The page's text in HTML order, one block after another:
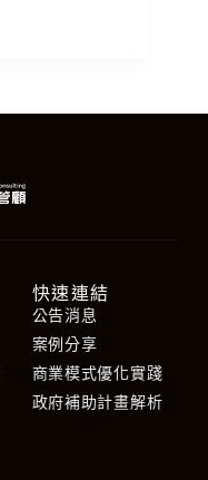
快速連結
公告消息
案例分享
商業模式優化實踐
政府補助計畫解析